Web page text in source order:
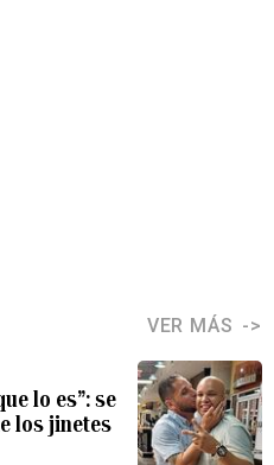
VER MÁS
lo es”: se
los jinetes